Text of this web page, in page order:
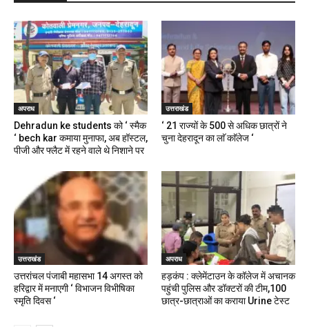
अपराध
Dehradun ke students को ‘ स्मैक
‘ bech kar कमाया मुनाफा, अब हॉस्टल,
पीजी और फ्लैट में रहने वाले थे निशाने पर
उत्तराखंड
‘ 21 राज्यों के 500 से अधिक छात्रों ने
चुना देहरादून का लाॅ काॅलेज ‘
उत्तराखंड
उत्तरांचल पंजाबी महासभा 14 अगस्त को
हरिद्वार में मनाएगी ‘ विभाजन विभीषिका
स्मृति दिवस ‘
अपराध
हड़कंप : क्लेमेंटाउन के कॉलेज में अचानक
पहुंची पुलिस और डॉक्टरों की टीम,100
छात्र-छात्राओं का कराया Urine टेस्ट